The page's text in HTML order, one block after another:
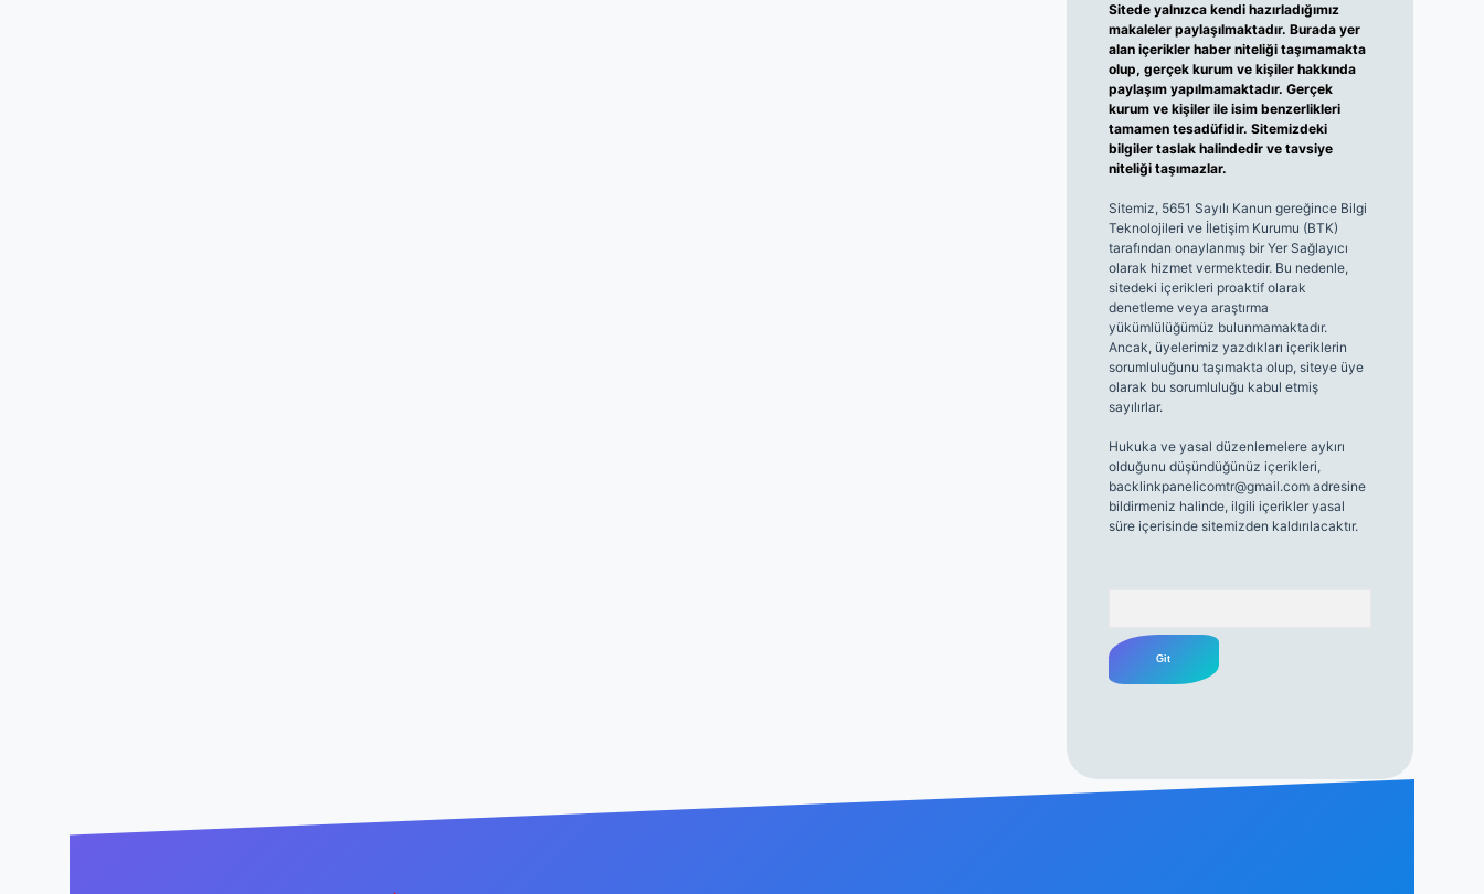
Sitede yalnızca kendi hazırladığımız
makaleler paylaşılmaktadır. Burada yer
alan içerikler haber niteliği taşımamakta
olup, gerçek kurum ve kişiler hakkında
paylaşım yapılmamaktadır. Gerçek
kurum ve kişiler ile isim benzerlikleri
tamamen tesadüfidir. Sitemizdeki
bilgiler taslak halindedir ve tavsiye
niteliği taşımazlar.
Sitemiz, 5651 Sayılı Kanun gereğince Bilgi
Teknolojileri ve İletişim Kurumu (BTK)
tarafından onaylanmış bir Yer Sağlayıcı
olarak hizmet vermektedir. Bu nedenle,
sitedeki içerikleri proaktif olarak
denetleme veya araştırma
yükümlülüğümüz bulunmamaktadır.
Ancak, üyelerimiz yazdıkları içeriklerin
sorumluluğunu taşımakta olup, siteye üye
olarak bu sorumluluğu kabul etmiş
sayılırlar.
Hukuka ve yasal düzenlemelere aykırı
olduğunu düşündüğünüz içerikleri,
backlinkpanelicomtr@gmail.comadresine
bildirmeniz halinde, ilgili içerikler yasal
süre içerisinde sitemizden kaldırılacaktır.